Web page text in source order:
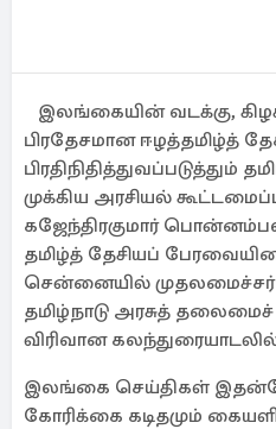
இலங்கையின் வடக்கு,
பிரதேசமான ஈழத்தமிழ்த்
பிரதிநிதித்துவப்படுத்தும்
முக்கிய அரசியல்
கஜேந்திரகுமார்
தமிழ்த் தேசியப்
சென்னையில் முதலமைச்சர்
தமிழ்நாடு அரசுத்
விரிவான
இலங்கை செய்திகள்
கோரிக்கை கடிதமும்